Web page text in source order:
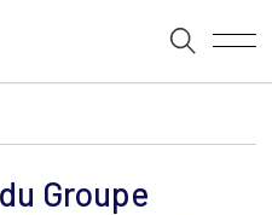
Groupe